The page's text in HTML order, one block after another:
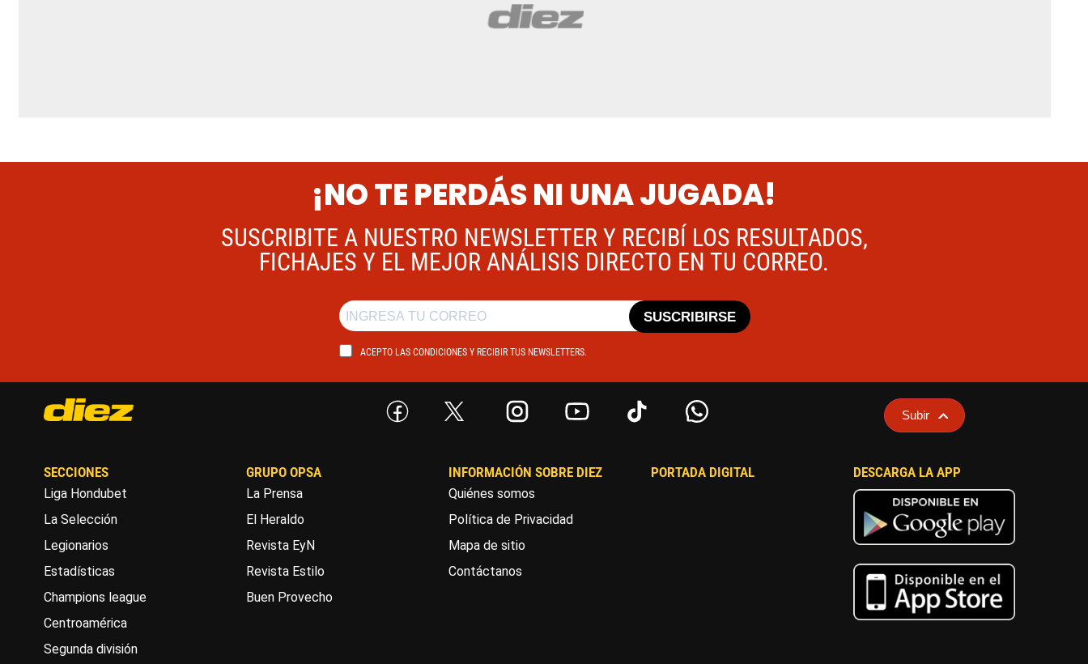
¡NO TE PERDÁS NI UNA JUGADA!
SUSCRIBITE A NUESTRO NEWSLETTER Y RECIBÍ LOS RESULTADOS,
FICHAJES Y EL MEJOR ANÁLISIS DIRECTO EN TU CORREO.
ACEPTO LAS CONDICIONES Y RECIBIR TUS NEWSLETTERS.
SUSCRIBIRSE
Subir
SECCIONES
Liga Hondubet
La Selección
Legionarios
Estadísticas
Champions league
Centroamérica
Segunda división
GRUPO OPSA
La Prensa
El Heraldo
Revista EyN
Revista Estilo
Buen Provecho
INFORMACIÓN SOBRE DIEZ
Quiénes somos
Política de Privacidad
Mapa de sitio
Contáctanos
PORTADA DIGITAL DESCARGA LA APP